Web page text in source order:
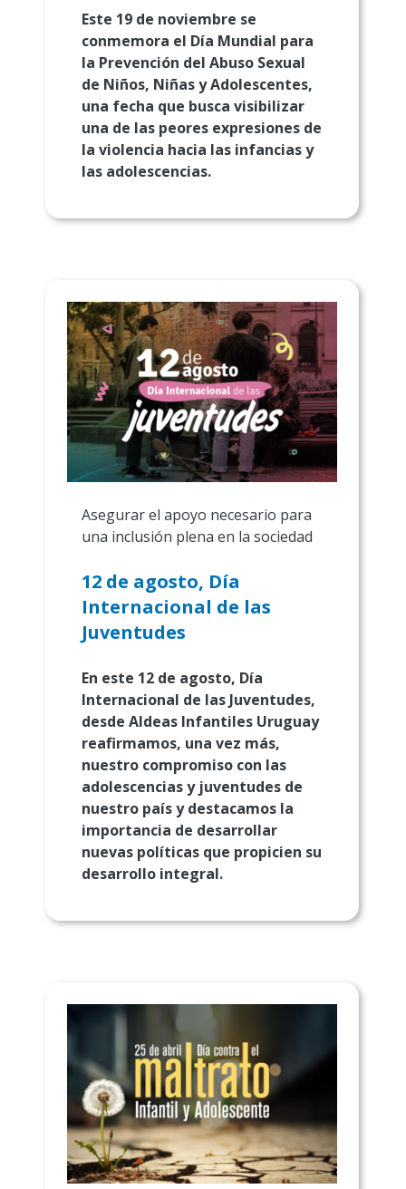
Este 19 de noviembre se
conmemora el Día Mundial para
la Prevención del Abuso Sexual
de Niños, Niñas y Adolescentes,
una fecha que busca visibilizar
una de las peores expresiones de
la violencia hacia las infancias y
las adolescencias.
Asegurar el apoyo necesario para
una inclusión plena en la sociedad
12 de agosto, Día
Internacional de las
Juventudes
En este 12 de agosto, Día
Internacional de las Juventudes,
desde Aldeas Infantiles Uruguay
reafirmamos, una vez más,
nuestro compromiso con las
adolescencias y juventudes de
nuestro país y destacamos la
importancia de desarrollar
nuevas políticas que propicien su
desarrollo integral.